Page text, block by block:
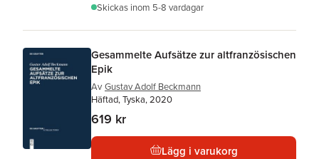
Skickas inom 5-8 vardagar
Gesammelte Aufsätze zur altfranzösischen
Epik
Av Gustav Adolf Beckmann
Häftad, Tyska, 2020
619 kr
Lägg i varukorg